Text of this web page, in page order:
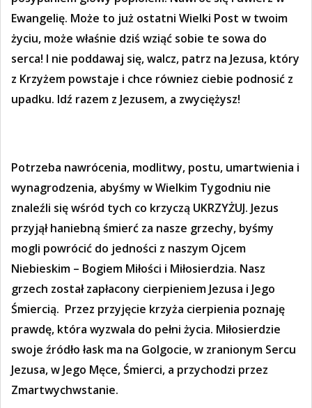
Ewangelię. Może to już ostatni Wielki Post w twoim
życiu, może właśnie dziś wziąć sobie te sowa do
serca! I nie poddawaj się, walcz, patrz na Jezusa, który
z Krzyżem powstaje i chce równiez ciebie podnosić z
upadku. Idź razem z Jezusem, a zwyciężysz!
Potrzeba nawrócenia, modlitwy, postu, umartwienia i
wynagrodzenia, abyśmy w Wielkim Tygodniu nie
znaleźli się wśród tych co krzyczą UKRZYŻUJ. Jezus
przyjął haniebną śmierć za nasze grzechy, byśmy
mogli powrócić do jedności z naszym Ojcem
Niebieskim – Bogiem Miłości i Miłosierdzia. Nasz
grzech został zapłacony cierpieniem Jezusa i Jego
Śmiercią. Przez przyjęcie krzyża cierpienia poznaję
prawdę, która wyzwala do pełni życia. Miłosierdzie
swoje źródło łask ma na Golgocie, w zranionym Sercu
Jezusa, w Jego Męce, Śmierci, a przychodzi przez
Zmartwychwstanie.